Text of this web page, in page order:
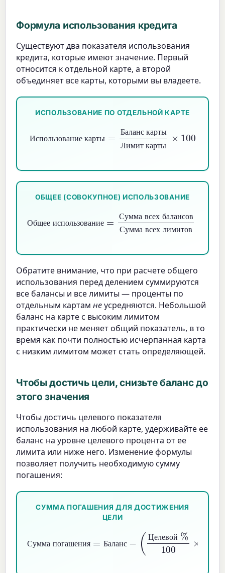
Формула использования кредита
Существуют два показателя использования
кредита, которые имеют значение. Первый
относится к отдельной карте, а второй
объединяет все карты, которыми вы владеете.
ИСПОЛЬЗОВАНИЕ ПО ОТДЕЛЬНОЙ КАРТЕ
И сп о льзо в ан и е ка р ты
Б алан с ка р ты
Ли ми т ка р ты
Использование карты=
Лимит карты×100
ОБЩЕЕ (СОВОКУПНОЕ) ИСПОЛЬЗОВАНИЕ
О бщ е е и сп ольз овани е
С умма в с ех б алан со в
С умма в с ех лими т ов
Общее использование=
Сумма всех лимитов×100
Обратите внимание, что при расчете общего
использования перед делением суммируются
все балансы и все лимиты — проценты по
отдельным картамнеусредняются. Небольшой
баланс на карте с высоким лимитом
практически не меняет общий показатель, в то
время как почти полностью исчерпанная карта
с низким лимитом может стать определяющей.
Чтобы достичь цели, снизьте баланс до
этого значения
Чтобы достичь целевого показателя
использования на любой карте, удерживайте ее
баланс на уровне целевого процента от ее
лимита или ниже него. Изменение формулы
позволяет получить необходимую сумму
погашения:
СУММА ПОГАШЕНИЯ ДЛЯ ДОСТИЖЕНИЯ
ЦЕЛИ
С умма п огаш ения Б алан с
Ц ел ев ой
Баланс−
Лимит)